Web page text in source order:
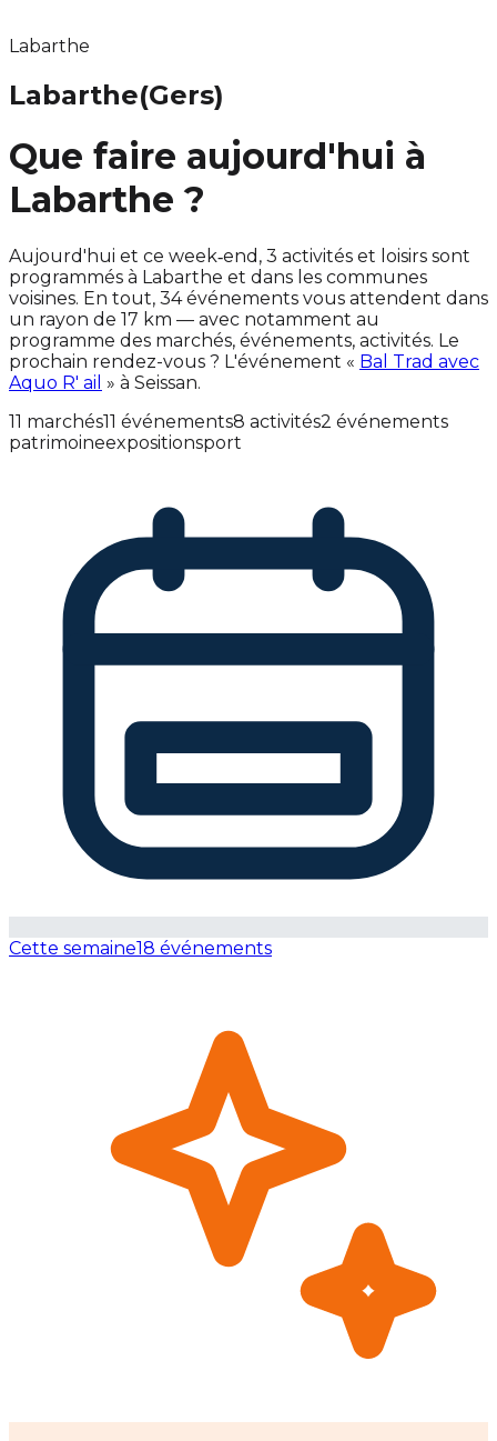
Labarthe
Labarthe(Gers)
Que faire aujourd'hui à
Labarthe ?
Aujourd'hui et ce week‑end, 3 activités et loisirs sont
programmés à Labarthe et dans les communes
voisines. En tout, 34 événements vous attendent dans
un rayon de 17 km — avec notamment au
programme des marchés, événements, activités. Le
prochain rendez-vous ? L'événement « Bal Trad avec
Aquo R' ail » à Seissan.
11 marchés11 événements8 activités2 événements
patrimoineexpositionsport
Cette semaine18 événements